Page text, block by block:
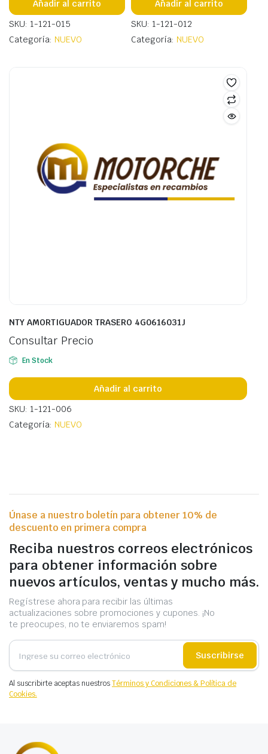
Añadir al carrito
SKU: 1-121-015
Categoría: NUEVO
Añadir al carrito
SKU: 1-121-012
Categoría: NUEVO
NTY AMORTIGUADOR TRASERO 4G0616031J
Consultar Precio
En Stock
Añadir al carrito
SKU: 1-121-006
Categoría: NUEVO
Únase a nuestro boletín para obtener 10% de
descuento en primera compra
Reciba nuestros correos electrónicos
para obtener información sobre
nuevos artículos, ventas y mucho más.
Regístrese ahora para recibir las últimas
actualizaciones sobre promociones y cupones. ¡No
te preocupes, no te enviaremos spam!
Suscribirse
Al suscribirte aceptas nuestrosTérminos y Condiciones & Política de
Cookies.